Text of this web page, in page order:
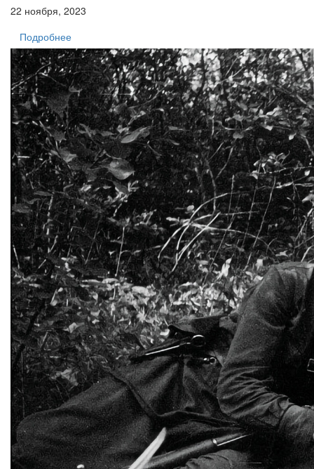
22 ноября, 2023
Подробнее